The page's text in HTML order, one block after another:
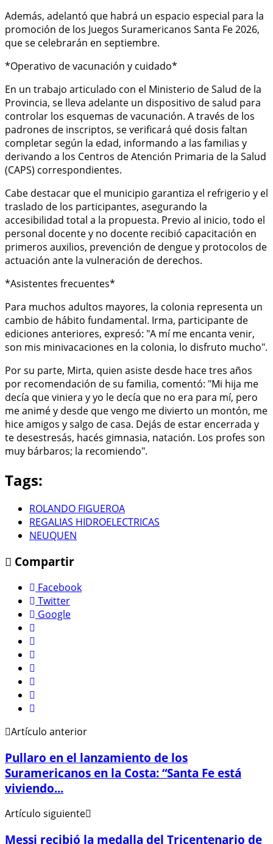
Además, adelantó que habrá un espacio especial para la
promoción de los Juegos Suramericanos Santa Fe 2026,
que se celebrarán en septiembre.
*Operativo de vacunación y cuidado*
En un trabajo articulado con el Ministerio de Salud de la
Provincia, se lleva adelante un dispositivo de salud para
controlar los esquemas de vacunación. A través de los
padrones de inscriptos, se verificará qué dosis faltan
completar según la edad, informando a las familias y
derivando a los Centros de Atención Primaria de la Salud
(CAPS) correspondientes.
Cabe destacar que el municipio garantiza el refrigerio y el
traslado de los participantes, asegurando la
accesibilidad total a la propuesta. Previo al inicio, todo el
personal docente y no docente recibió capacitación en
primeros auxilios, prevención de dengue y protocolos de
actuación ante la vulneración de derechos.
*Asistentes frecuentes*
Para muchos adultos mayores, la colonia representa un
cambio de hábito fundamental. Irma, participante de
ediciones anteriores, expresó: "A mí me encanta venir,
son mis minivacaciones en la colonia, lo disfruto mucho".
Por su parte, Mirta, quien asiste desde hace tres años
por recomendación de su familia, comentó: "Mi hija me
decía que viniera y yo le decía que no era para mí, pero
me animé y desde que vengo me divierto un montón, me
hice amigos y salgo de casa. Dejás de estar encerrada y
te desestresás, hacés gimnasia, natación. Los profes son
muy bárbaros; la recomiendo".
Tags:
ROLANDO FIGUEROA
REGALIAS HIDROELECTRICAS
NEUQUEN
Compartir
Facebook
Twitter
Google
Artículo anterior
Pullaro en el lanzamiento de los
Suramericanos en la Costa: “Santa Fe está
viviendo...
Artículo siguiente
Messi recibió la medalla del Tricentenario de